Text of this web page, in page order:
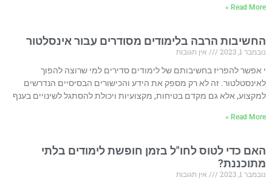
Read More »
החשיבות הרבה בלימודים מסודרים עבור אינסלטור
נובמבר 1, 2023
אין תגובות
י אפשר להפריז בחשיבותם של לימודים סדירים למי שרוצה להפוך
לאינסטלטור. זה לא רק מספק את הידע והכישורים הבסיסיים הנדרשים
למקצוע, אלא גם מקדם בטיחות, מקצועיות ויכולת להסתגל לשינויים בענף
Read More »
האם כדי לטוס לחו"ל בזמן חופשת לימודים בלתי
מתוכננת?
נובמבר 1, 2023
אין תגובות